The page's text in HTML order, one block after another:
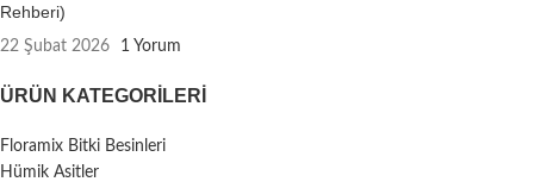
Rehberi)
22 Şubat 2026 1 Yorum
ÜRÜN KATEGORILERI
Floramix Bitki Besinleri
Hümik Asitler